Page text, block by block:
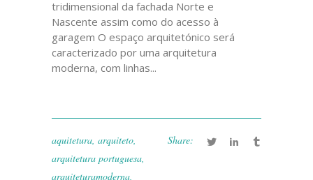
tridimensional da fachada Norte e
Nascente assim como do acesso à
garagem O espaço arquitetónico será
caracterizado por uma arquitetura
moderna, com linhas...
aquitetura, arquiteto,
arquitetura portuguesa,
arquiteturamoderna,
Share: